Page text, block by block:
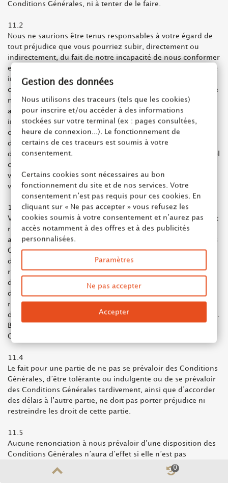
Conditions Générales, ni à tenter de le faire.
11.2
Nous ne saurions être tenus responsables à votre égard de
tout préjudice que vous pourriez subir, directement ou
indirectement, du fait de notre incapacité de nous conformer
entièrement et en temps voulu à nos obligations, si une telle
incapacité était due à des circonstances échappant à notre
contrôle raisonnable, telles que notamment une catastrophe
naturelle, une guerre, des émeutes, des troubles civils, un
acte du gouvernement, une explosion, un incendie, une
inondation, une tempête, un accident, une grève, un lock-
out, un conflit social, une agitation ouvrière, une panne
d'installations ou de machines, une rupture
d'approvisionnement en énergie ou en matériels. Dans un tel
cas, nous serions en droit d'annuler votre commande et de
vous rembourser toute somme que vous nous auriez déjà
versée.
11.3
Vous reconnaissez que les Conditions Générales annulent et
remplacent tous nos précédents contrats, accords et
arrangements écrits ou verbaux, explicites ou implicites. Les
Conditions Générales prévalent sur toutes autres
dispositions stipulées ou mentionnées par ailleurs, ou
résultant des usages ou du cours des affaires. Toute
disposition prétendument contraire est réputée non écrite
dans toute la mesure autorisée par la loi. Nous nous
réservons le droit, dans toute la mesure autorisée par la loi,
de modifier les présentes Conditions Générales sans préavis.
Bien entendu, votre commande est régie par les Conditions
Générales en vigueur à la date de celle-ci.
11.4
Le fait pour une partie de ne pas se prévaloir des Conditions
Générales, d’être tolérante ou indulgente ou de se prévaloir
des Conditions Générales tardivement, ainsi que d’accorder
des délais à l’autre partie, ne doit pas porter préjudice ni
restreindre les droit de cette partie.
11.5
Aucune renonciation à nous prévaloir d’une disposition des
Conditions Générales n’aura d’effet si elle n’est pas
constatée par écrit et signée par nous. Une renonciation à
nous prévaloir d’un manquement aux Conditions Générales
0
Gestion des données
Nous utilisons des traceurs (tels que les cookies)
pour inscrire et/ou accéder à des informations
stockées sur votre terminal (ex : pages consultées,
heure de connexion...). Le fonctionnement de
certains de ces traceurs est soumis à votre
consentement.
Certains cookies sont nécessaires au bon
fonctionnement du site et de nos services. Votre
consentement n’est pas requis pour ces cookies. En
cliquant sur « Ne pas accepter » vous refusez les
cookies soumis à votre consentement et n’aurez pas
accès notamment à des offres et à des publicités
personnalisées.
Paramètres
Ne pas accepter
Accepter